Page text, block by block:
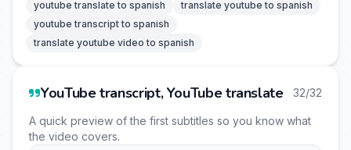
youtube translate to spanish
translate youtube to spanish
youtube transcript to spanish
translate youtube video to spanish
YouTube transcript, YouTube translate 32/32
A quick preview of the first subtitles so you know what
the video covers.